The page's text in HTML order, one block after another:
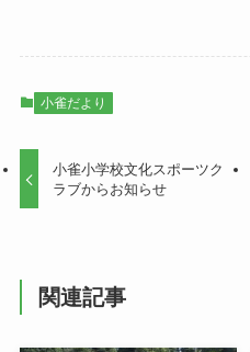
小雀だより
小雀小学校文化スポーツク
ラブからお知らせ
関連記事